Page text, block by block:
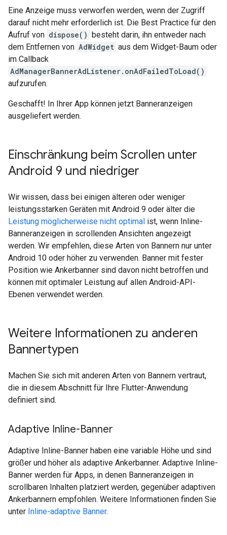
Eine Anzeige muss verworfen werden, wenn der Zugriff
darauf nicht mehr erforderlich ist. Die Best Practice für den
Aufruf von dispose() besteht darin, ihn entweder nach
dem Entfernen von AdWidget aus dem Widget-Baum oder
im Callback
AdManagerBannerAdListener.onAdFailedToLoad()
aufzurufen.
Geschafft! In Ihrer App können jetzt Banneranzeigen
ausgeliefert werden.
Einschränkung beim Scrollen unter
Android 9 und niedriger
Wir wissen, dass bei einigen älteren oder weniger
leistungsstarken Geräten mit Android 9 oder älter die
Leistung möglicherweise nicht optimal ist, wenn Inline-
Banneranzeigen in scrollenden Ansichten angezeigt
werden. Wir empfehlen, diese Arten von Bannern nur unter
Android 10 oder höher zu verwenden. Banner mit fester
Position wie Ankerbanner sind davon nicht betroffen und
können mit optimaler Leistung auf allen Android-API-
Ebenen verwendet werden.
Weitere Informationen zu anderen
Bannertypen
Machen Sie sich mit anderen Arten von Bannern vertraut,
die in diesem Abschnitt für Ihre Flutter-Anwendung
definiert sind.
Adaptive Inline-Banner
Adaptive Inline-Banner haben eine variable Höhe und sind
größer und höher als adaptive Ankerbanner. Adaptive Inline-
Banner werden für Apps, in denen Banneranzeigen in
scrollbaren Inhalten platziert werden, gegenüber adaptiven
Ankerbannern empfohlen. Weitere Informationen finden Sie
unter Inline-adaptive Banner.